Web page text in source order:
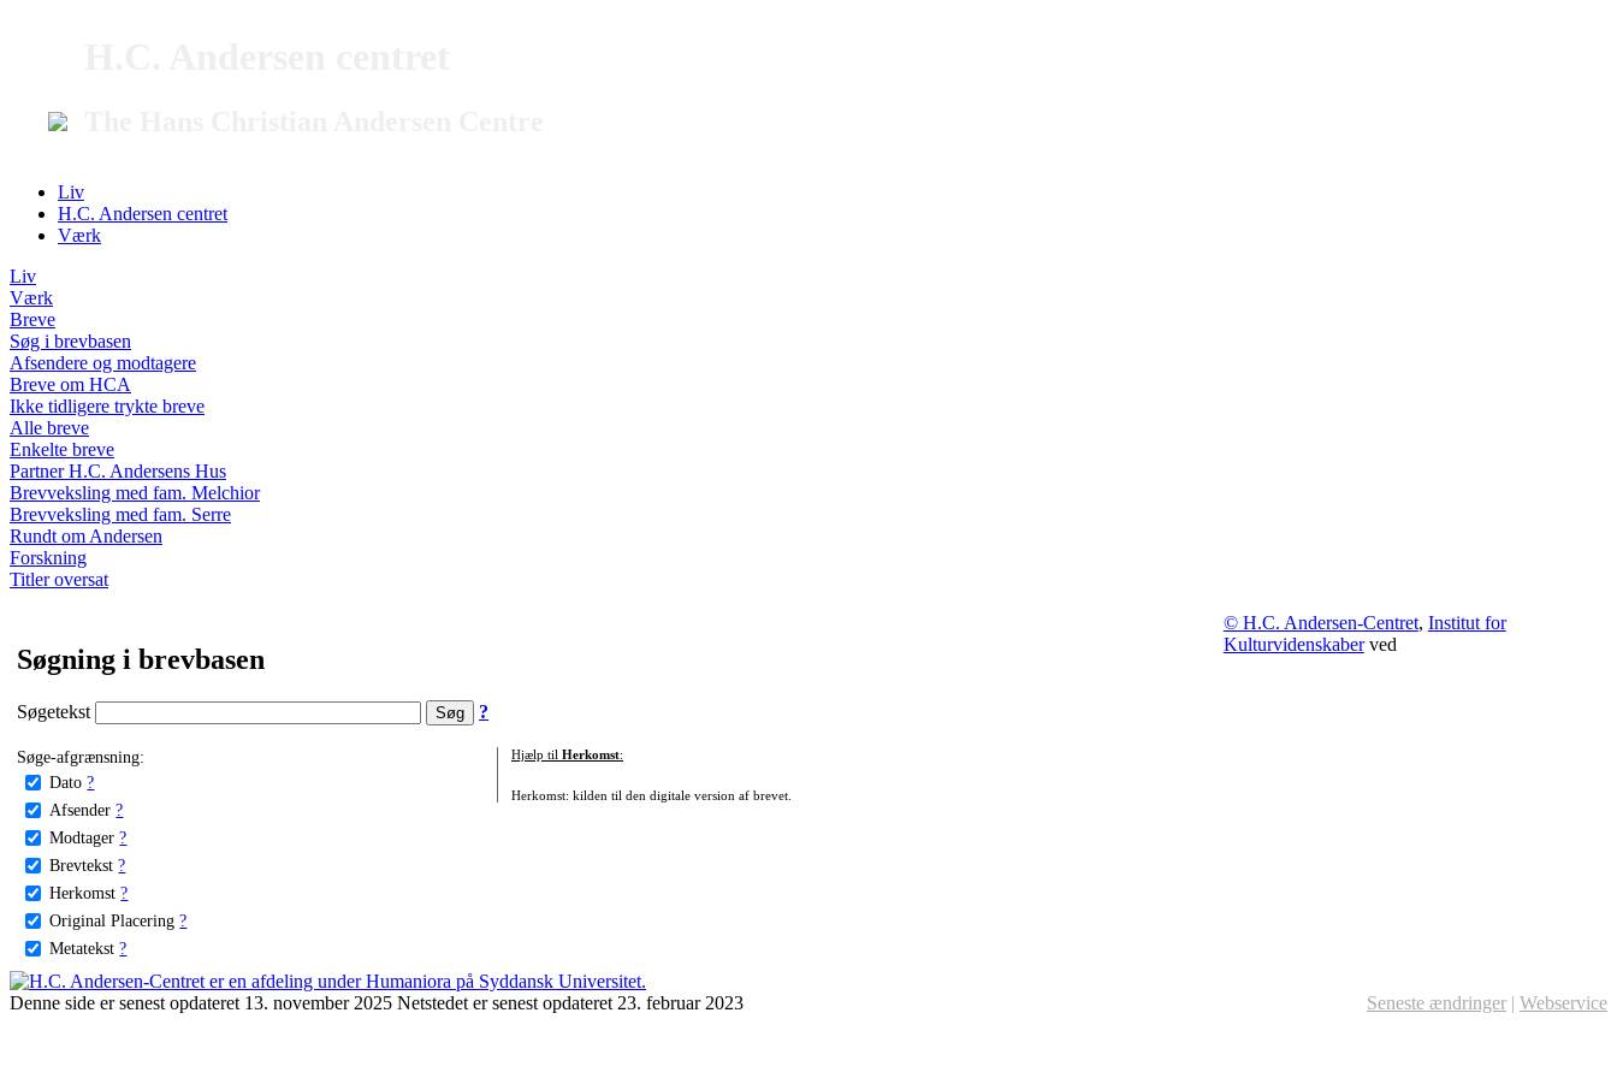
Liv
H.C. Andersen centret
Værk
Liv
Værk
Breve
Søg i brevbasen
Afsendere og modtagere
Breve om HCA
Ikke tidligere trykte breve
Alle breve
Enkelte breve
Partner H.C. Andersens Hus
Brevveksling med fam. Melchior
Brevveksling med fam. Serre
Rundt om Andersen
Forskning
Titler oversat
Søgning i brevbasen
Søgetekst ?
Søge-afgrænsning:
Dato ?
Afsender ?
Modtager ?
Brevtekst ?
Herkomst ?
Original Placering ?
Metatekst ?
Hjælp til Herkomst:
Herkomst: kilden til den digitale version af brevet.
© H.C. Andersen-Centret, Institut for
Kulturvidenskaberved
Denne side er senest opdateret 13. november 2025 Netstedet er senest opdateret 23. februar 2023 Seneste ændringer | Webservice